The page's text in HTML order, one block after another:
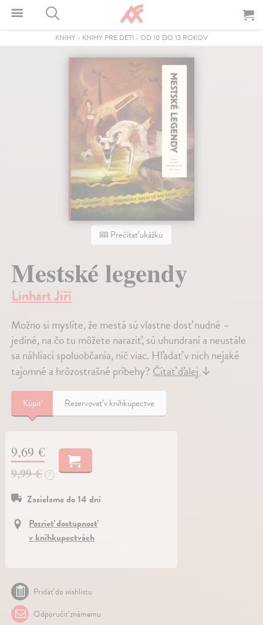
KNIHY - KNIHY PRE DETI - OD 10 DO 13 ROKOV
Prečítať ukážku
Mestské legendy
Linhart Jiří
Možno si myslíte, že mestá sú vlastne dosť nudné –
jediné, na čo tu môžete naraziť, sú uhundraní a neustále
sa náhliaci spoluobčania, nič viac. Hľadať v nich nejaké
tajomné a hrôzostrašné príbehy?Čítať ďalej↓
Kúpiť Rezervovať v kníhkupectve
9,69 €
9,99 €
?
Zasielame do 14 dní
Pozrieť dostupnosť
v kníhkupectvách
Pridať do wishlistu
Odporučiť známemu